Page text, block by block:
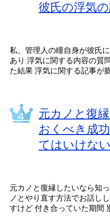
彼氏の浮気
私、管理人の瞳自身が彼氏
あり 浮気に関する内容の質
た結果 浮気に関する記事が
元カノと復
おくべき成
てはいけな
元カノと復縁したいなら知
ノとやり直す方法でお話し
すけど 付き合っていた期間